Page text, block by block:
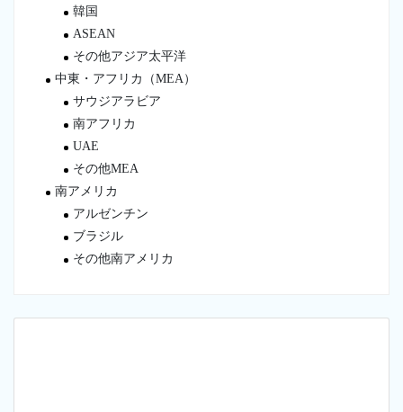
韓国
ASEAN
その他アジア太平洋
中東・アフリカ（MEA）
サウジアラビア
南アフリカ
UAE
その他MEA
南アメリカ
アルゼンチン
ブラジル
その他南アメリカ